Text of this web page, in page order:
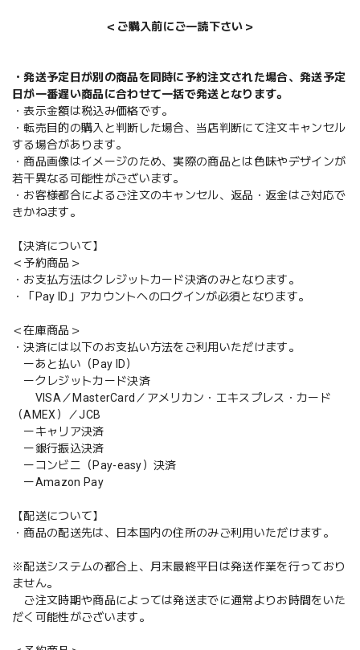
＜ご購入前にご一読下さい＞
・発送予定日が別の商品を同時に予約注文された場合、発送予定
日が一番遅い商品に合わせて一括で発送となります。
・表示金額は税込み価格です。
・転売目的の購入と判断した場合、当店判断にて注文キャンセル
する場合があります。
・商品画像はイメージのため、実際の商品とは色味やデザインが
若干異なる可能性がございます。
・お客様都合によるご注文のキャンセル、返品・返金はご対応で
きかねます。
【決済について】
＜予約商品＞
・お支払方法はクレジットカード決済のみとなります。
・「Pay ID」アカウントへのログインが必須となります。
＜在庫商品＞
・決済には以下のお支払い方法をご利用いただけます。
ーあと払い（Pay ID）
ークレジットカード決済
VISA／MasterCard／アメリカン・エキスプレス・カード
（AMEX）／JCB
ーキャリア決済
ー銀行振込決済
ーコンビニ（Pay-easy）決済
ーAmazon Pay
【配送について】
・商品の配送先は、日本国内の住所のみご利用いただけます。
※配送システムの都合上、月末最終平日は発送作業を行っており
ません。
ご注文時期や商品によっては発送までに通常よりお時間をいた
だく可能性がございます。